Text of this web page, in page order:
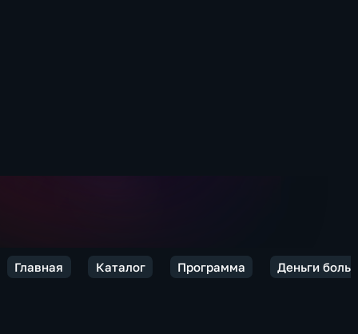
Главная Каталог Программа Деньги